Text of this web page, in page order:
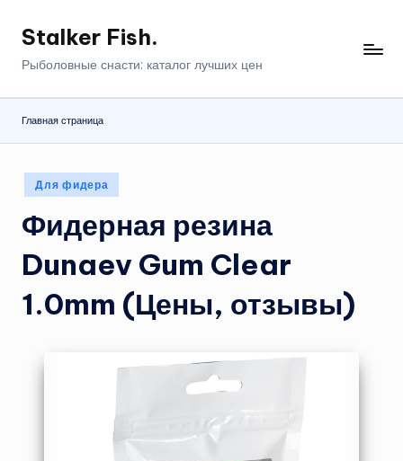
Перейти
Stalker Fish.
Рыболовные снасти: каталог лучших цен
Главная страница
Опубликовано
в
Для фидера
Фидерная резина
Dunaev Gum Clear
1.0mm (Цены, отзывы)